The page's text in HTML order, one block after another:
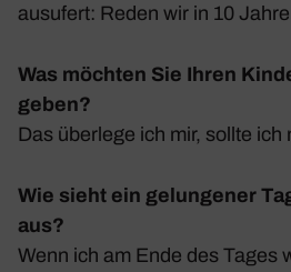
ausufert: Reden wir in 10
Was möchten Sie Ihren
geben?
Das über­lege ich mir, sollte ich
Wie sieht ein gelungener
aus?
Wenn ich am Ende des Tages